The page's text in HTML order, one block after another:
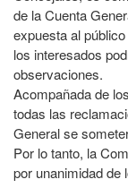
de la Cuenta
expuesta al
los interesados
observaciones.
Acompañada de
todas las
General se
Por lo tanto, la
por unanimidad de